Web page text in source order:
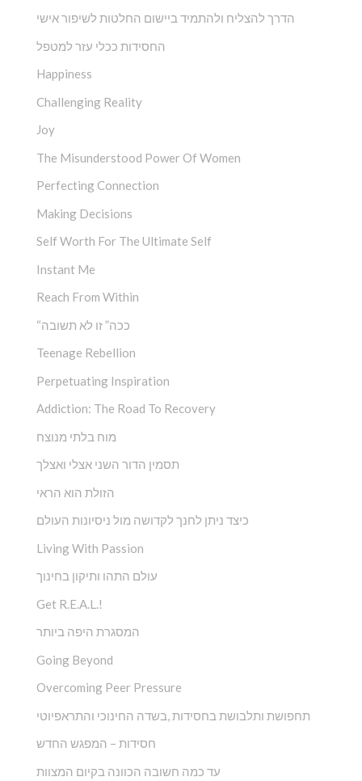
הדרך להצליח ולהתמיד ביישום החלטות לשיפור אישי
החסידות ככלי עזר למטפל
Happiness
Challenging Reality
Joy
The Misunderstood Power Of Women
Perfecting Connection
Making Decisions
Self Worth For The Ultimate Self
Instant Me
Reach From Within
“ככה” זו לא תשובה
Teenage Rebellion
Perpetuating Inspiration
Addiction: The Road To Recovery
מוח בלתי מנוצח
תסמין הדור השני אצלי ואצלך
הזולת הוא הראי
כיצד ניתן לחנך לקדושה מול ניסיונות העולם
Living With Passion
עולם התהו ותיקון בחינוך
Get R.E.A.L.!
המסגרת היפה ביותר
Going Beyond
Overcoming Peer Pressure
תחפושת ותלבושת בחסידות ,בשדה החינוכי והתראפיוטי
חסידות – המפגש החדש
עד כמה חשובה הכוונה בקיום המצוות